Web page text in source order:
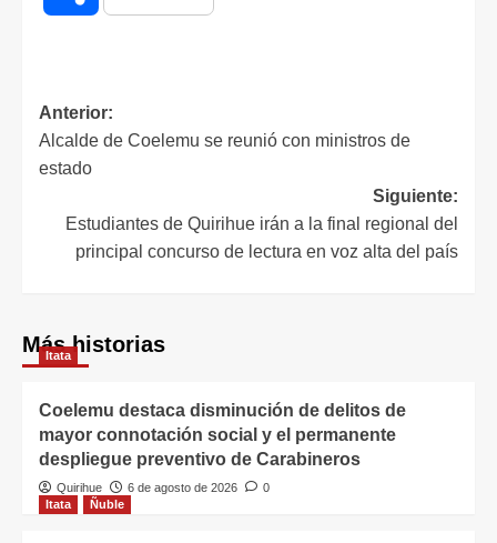
Anterior:
Alcalde de Coelemu se reunió con ministros de
estado
Siguiente:
Estudiantes de Quirihue irán a la final regional del
principal concurso de lectura en voz alta del país
Más historias
Itata
Coelemu destaca disminución de delitos de
mayor connotación social y el permanente
despliegue preventivo de Carabineros
Quirihue 6 de agosto de 2026
0
Itata
Ñuble